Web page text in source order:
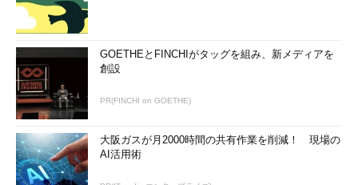
GOETHEとFINCHIがタッグを組み、新メディアを
創設
PR(FINCHI on GOETHE)
大阪ガスが月2000時間の共有作業を削減！ 現場の
AI活用術